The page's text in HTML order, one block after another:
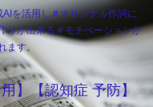
を活用し＃オリジナル作詞に
りが出来る＃モチベーションが
ます。
】【認知症 予防】